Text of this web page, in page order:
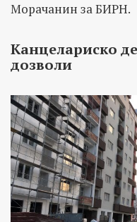
Морачанин за БИРН.
Канцелариско
дозволи